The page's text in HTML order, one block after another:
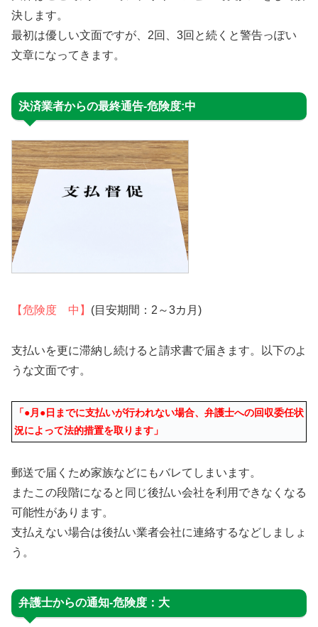
決します。
最初は優しい文面ですが、2回、3回と続くと警告っぽい
文章になってきます。
決済業者からの最終通告-危険度:中
【危険度 中】 (目安期間：2～3カ月)
支払いを更に滞納し続けると請求書で届きます。以下のよ
うな文面です。
「●月●日までに支払いが行われない場合、弁護士への回収委任状
況によって法的措置を取ります」
郵送で届くため家族などにもバレてしまいます。
またこの段階になると同じ後払い会社を利用できなくなる
可能性があります。
支払えない場合は後払い業者会社に連絡するなどしましょ
う。
弁護士からの通知-危険度：大